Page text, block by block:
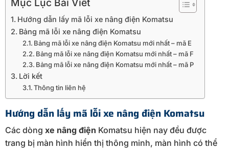
Mục Lục Bài Viết
Hướng dẫn lấy mã lỗi xe nâng điện Komatsu
Bảng mã lỗi xe nâng điện Komatsu
Bảng mã lỗi xe nâng điện Komatsu mới nhất – mã E
Bảng mã lỗi xe nâng điện Komatsu mới nhất – mã F
Bảng mã lỗi xe nâng điện Komatsu mới nhất – mã P
Lời kết
Thông tin liên hệ
Hướng dẫn lấy mã lỗi xe nâng điện Komatsu
Các dòng xe nâng điện Komatsu hiện nay đều được
trang bị màn hình hiển thị thông minh, màn hình có thể